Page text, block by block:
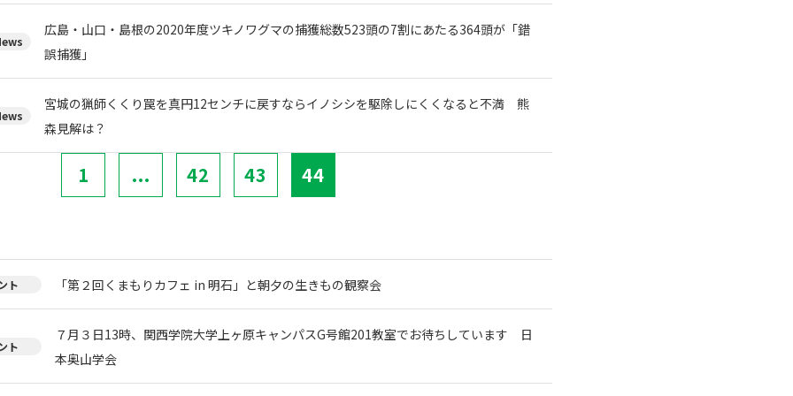
広島・山口・島根の2020年度ツキノワグマの捕獲総数523頭の7割にあたる364頭が「錯
誤捕獲」
宮城の猟師くくり罠を真円12センチに戻すならイノシシを駆除しにくくなると不満 熊
森見解は？
1 ... 42 43 44
ト 「第２回くまもりカフェ in 明石」と朝夕の生きもの観察会
ト
７月３日13時、関西学院大学上ヶ原キャンパスG号館201教室でお待ちしています 日
本奥山学会